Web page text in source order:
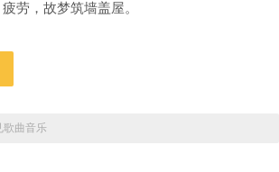
劳，故梦筑墙盖屋。
歌曲音乐